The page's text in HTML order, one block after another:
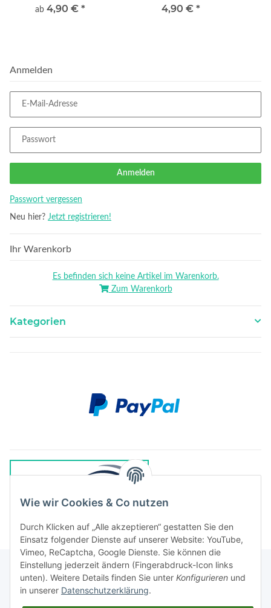
ab 4,90 € * 4,90 € *
Anmelden
E-Mail-Adresse
Passwort
Anmelden
Passwort vergessen
Neu hier? Jetzt registrieren!
Ihr Warenkorb
Es befinden sich keine Artikel im Warenkorb.
Zum Warenkorb
Kategorien
Rechtliches
Wie wir Cookies & Co nutzen
Durch Klicken auf „Alle akzeptieren“ gestatten Sie den
Einsatz folgender Dienste auf unserer Website: YouTube,
Vimeo, ReCaptcha, Google Dienste. Sie können die
Einstellung jederzeit ändern (Fingerabdruck-Icon links
unten). Weitere Details finden Sie unter Konfigurieren und
in unserer Datenschutzerklärung.